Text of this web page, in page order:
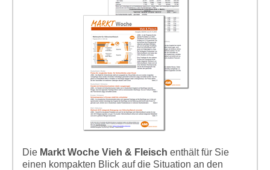
Die Markt Woche Vieh & Fleisch enthält für Sie
einen kompakten Blick auf die Situation an den